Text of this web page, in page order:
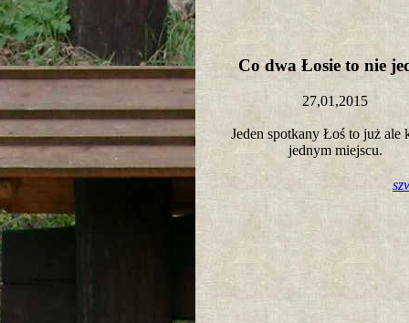
Co dwa Łosie to nie
27,01,2015
Jeden spotkany Łoś to już ale
jednym miejscu.